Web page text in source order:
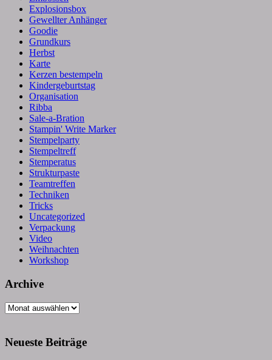
Explosionsbox
Gewellter Anhänger
Goodie
Grundkurs
Herbst
Karte
Kerzen bestempeln
Kindergeburtstag
Organisation
Ribba
Sale-a-Bration
Stampin' Write Marker
Stempelparty
Stempeltreff
Stemperatus
Strukturpaste
Teamtreffen
Techniken
Tricks
Uncategorized
Verpackung
Video
Weihnachten
Workshop
Archive
Archive
Neueste Beiträge